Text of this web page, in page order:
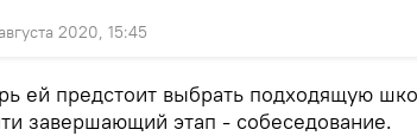
2020, 15:45
ей предстоит выбрать подходящую
завершающий этап - собеседование.